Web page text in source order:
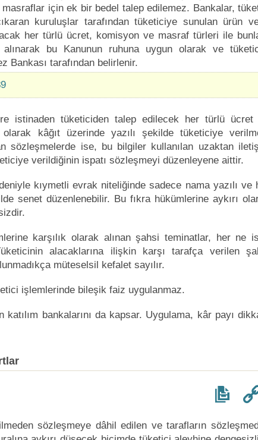
için ek bir bedel talep edilemez. Bankalar,
kuruluşlar tarafından tüketiciye sunulan ürün
her türlü ücret, komisyon ve masraf türleri ile
bu Kanunun ruhuna uygun olarak ve
Bankası tarafından belirlenir.
istinaden tüketiciden talep edilecek her türlü ücret
kâğıt üzerinde yazılı şekilde tüketiciye
sözleşmelerde ise, bu bilgiler kullanılan uzaktan
verildiğinin ispatı sözleşmeyi düzenleyene aittir.
kıymetli evrak niteliğinde sadece nama yazılı ve
senet düzenlenebilir. Bu fıkra hükümlerine aykırı
karşılık olarak alınan şahsi teminatlar, her ne
alacaklarına ilişkin karşı tarafça verilen
müteselsil kefalet sayılır.
işlemlerinde bileşik faiz uygulanmaz.
bankalarını da kapsar. Uygulama, kâr payı
sözleşmeye dâhil edilen ve tarafların